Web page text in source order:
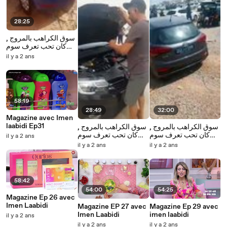
28:25
سوق الكراهب بالمروج ,
كان تحب تعرف سوم
كرهبة خليلنا كومنتار
il y a 2 ans
58:19
Magazine avec Imen
laabidi Ep31
il y a 2 ans
58:42
Magazine Ep 26 avec
Imen Laabidi
il y a 2 ans
28:49
سوق الكراهب بالمروج ,
كان تحب تعرف سوم
كرهبة خليلنا كومنتار
نجاوبوك على المباشر
il y a 2 ans
54:00
Magazine EP 27 avec
Imen Laabidi
il y a 2 ans
32:00
سوق الكراهب بالمروج ,
كان تحب تعرف سوم
كرهبة خليلنا كومنتار
نجاوبوك ...
il y a 2 ans
54:25
Magazine Ep 29 avec
imen laabidi
il y a 2 ans